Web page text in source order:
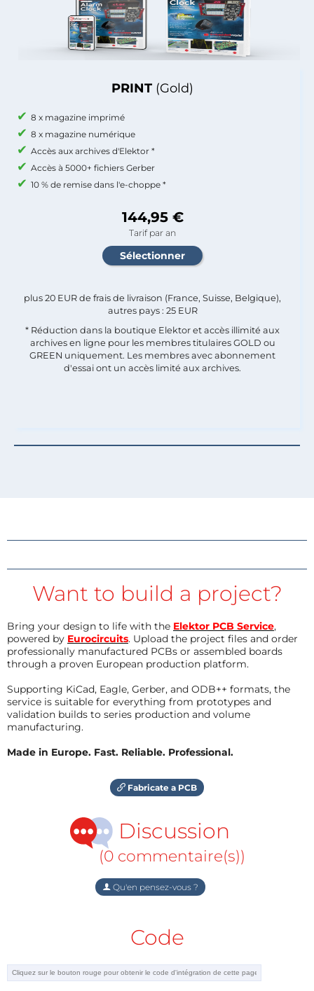
PRINT (Gold)
8 x magazine imprimé
8 x magazine numérique
Accès aux archives d'Elektor *
Accès à 5000+ fichiers Gerber
10 % de remise dans l'e-choppe *
144,95 €
Tarif par an
plus 20 EUR de frais de livraison (France, Suisse, Belgique),
autres pays : 25 EUR
* Réduction dans la boutique Elektor et accès illimité aux
archives en ligne pour les membres titulaires GOLD ou
GREEN uniquement. Les membres avec abonnement
d'essai ont un accès limité aux archives.
Want to build a project?
Bring your design to life with the Elektor PCB Service,
powered by Eurocircuits. Upload the project files and order
professionally manufactured PCBs or assembled boards
through a proven European production platform.
Supporting KiCad, Eagle, Gerber, and ODB++ formats, the
service is suitable for everything from prototypes and
validation builds to series production and volume
manufacturing.
Made in Europe. Fast. Reliable. Professional.
Fabricate a PCB
Discussion
(0 commentaire(s))
Qu'en pensez-vous ?
Code